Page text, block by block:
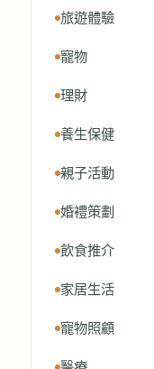
旅遊體驗
寵物
理財
養生保健
親子活動
婚禮策劃
飲食推介
家居生活
寵物照顧